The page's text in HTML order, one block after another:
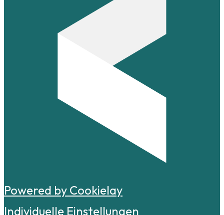
Powered by Cookielay
Individuelle Einstellungen